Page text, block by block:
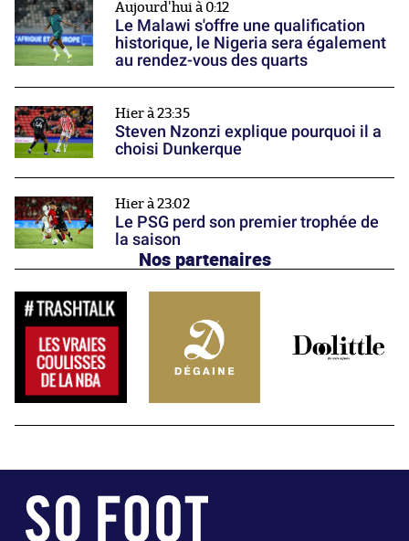
Aujourd'hui à 0:12
Le Malawi s'offre une qualification
historique, le Nigeria sera également
au rendez-vous des quarts
Hier à 23:35
Steven Nzonzi explique pourquoi il a
choisi Dunkerque
Hier à 23:02
Le PSG perd son premier trophée de
la saison
Nos partenaires